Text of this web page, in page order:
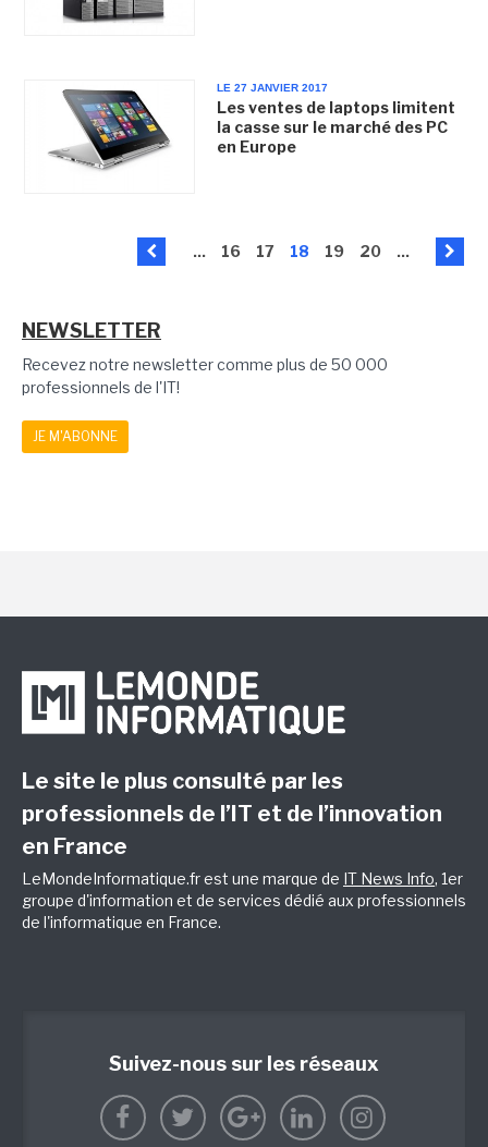
LE 27 JANVIER 2017
Les ventes de laptops limitent
la casse sur le marché des PC
en Europe
... 16 17 18 19 20 ...
NEWSLETTER
Recevez notre newsletter comme plus de 50 000
professionnels de l'IT!
JE M'ABONNE
Le site le plus consulté par les
professionnels de l’IT et de l’innovation
en France
LeMondeInformatique.fr est une marque de IT News Info, 1er
groupe d'information et de services dédié aux professionnels
de l'informatique en France.
Suivez-nous sur les réseaux